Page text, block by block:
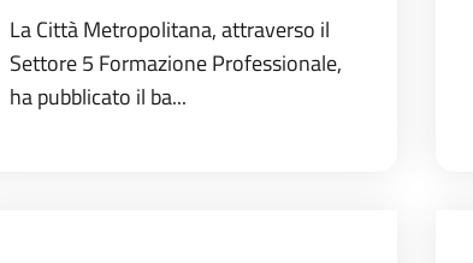
La Città Metropolitana, attraverso il
Settore 5 Formazione Professionale,
ha pubblicato il ba...